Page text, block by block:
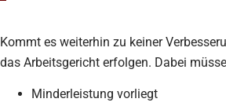
Kommt es weiterhin zu keiner
das Arbeitsgericht erfolgen. Dabei
Minderleistung vorliegt